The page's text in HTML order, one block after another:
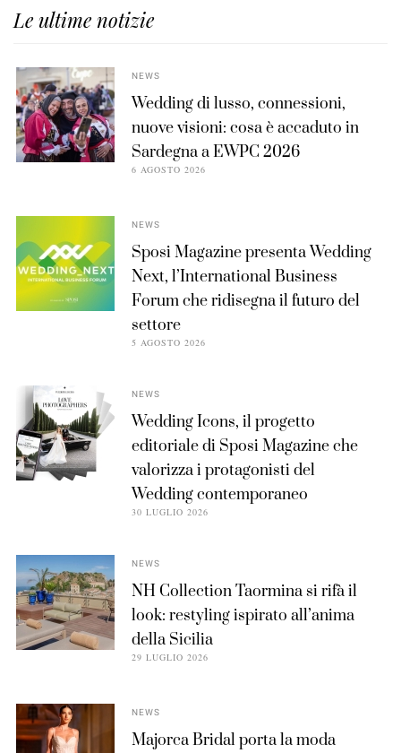
Le ultime notizie
NEWS
Wedding di lusso, connessioni,
nuove visioni: cosa è accaduto in
Sardegna a EWPC 2026
6 AGOSTO 2026
NEWS
Sposi Magazine presenta Wedding
Next, l’International Business
Forum che ridisegna il futuro del
settore
5 AGOSTO 2026
NEWS
Wedding Icons, il progetto
editoriale di Sposi Magazine che
valorizza i protagonisti del
Wedding contemporaneo
30 LUGLIO 2026
NEWS
NH Collection Taormina si rifà il
look: restyling ispirato all’anima
della Sicilia
29 LUGLIO 2026
NEWS
Majorca Bridal porta la moda